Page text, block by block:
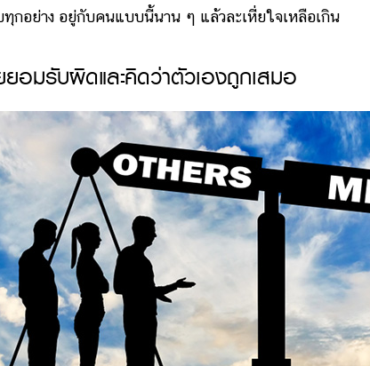
ทุกอย่าง อยู่กับคนแบบนี้นาน ๆ แล้วละเหี่ยใจเหลือเกิน
ยอมรับผิดและคิดว่าตัวเองถูกเสมอ